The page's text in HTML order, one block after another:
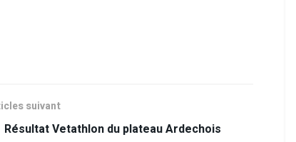
suivant
Résultat Vetathlon du plateau Ardechois